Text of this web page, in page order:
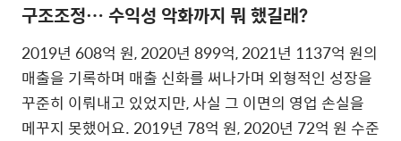
구조조정… 수익성 악화까지 뭐 했길래?
2019년 608억 원, 2020년 899억, 2021년 1137억 원의
매출을 기록하며 매출 신화를 써나가며 외형적인 성장을
꾸준히 이뤄내고 있었지만, 사실 그 이면의 영업 손실을
메꾸지 못했어요. 2019년 78억 원, 2020년 72억 원 수준